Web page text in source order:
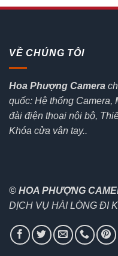
VỀ CHÚNG TÔI
Hoa Phượng Camera
quốc: Hệ thống Camera,
đài điện thoại nội bộ,
Khóa cửa vân tay..
© HOA PHƯỢNG
DỊCH VỤ HÀI LÒNG ĐI